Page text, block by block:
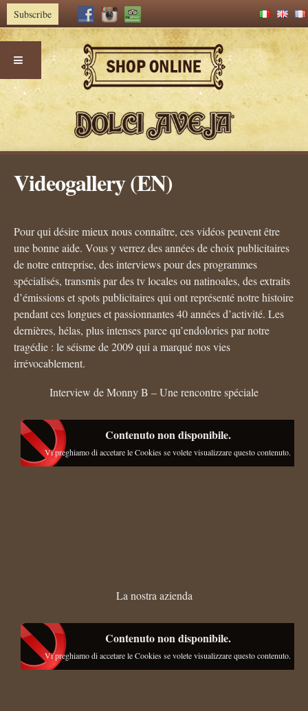
Subscribe
contentVideogallery (EN)
Pour qui désire mieux nous connaître, ces vidéos peuvent être
une bonne aide. Vous y verrez des années de choix publicitaires
de notre entreprise, des interviews pour des programmes
spécialisés, transmis par des tv locales ou natinoales, des extraits
d’émissions et spots publicitaires qui ont représenté notre histoire
pendant ces longues et passionnantes 40 années d’activité. Les
dernières, hélas, plus intenses parce qu’endolories par notre
tragédie : le séisme de 2009 qui a marqué nos vies
irrévocablement.
Interview de Monny B – Une rencontre spéciale
Contenuto non disponibile.
Vi preghiamo di accetare le Cookies se volete visualizzare questo contenuto.
La nostra azienda
Contenuto non disponibile.
Vi preghiamo di accetare le Cookies se volete visualizzare questo contenuto.